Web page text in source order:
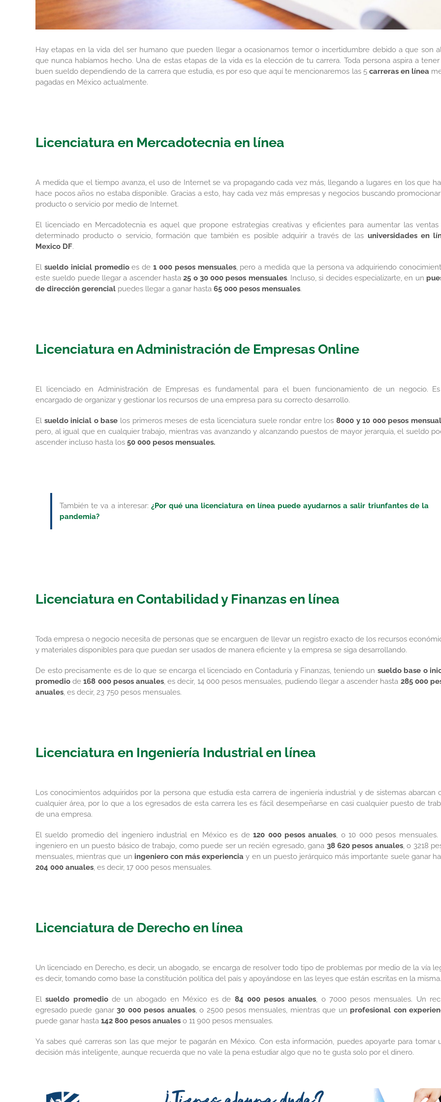
Hay etapas en la vida del ser humano que pueden llegar a ocasionarnos temor o incertidumbre debido a que son
que nunca habíamos hecho. Una de estas etapas de la vida es la elección de tu carrera. Toda persona aspira a
buen sueldo dependiendo de la carrera que estudia, es por eso que aquí te mencionaremos las 5 carreras en línea
pagadas en México actualmente.
Licenciatura en Mercadotecnia en línea
A medida que el tiempo avanza, el uso de Internet se va propagando cada vez más, llegando a lugares en los que
hace pocos años no estaba disponible. Gracias a esto, hay cada vez más empresas y negocios buscando
producto o servicio por medio de Internet.
El licenciado en Mercadotecnia es aquel que propone estrategias creativas y eficientes para aumentar las
determinado producto o servicio, formación que también es posible adquirir a través de las universidades en
Mexico DF.
El sueldo inicial promedioes de1 000 pesos mensuales, pero a medida que la persona va adquiriendo
este sueldo puede llegar a ascender hasta25 o 30 000 pesos mensuales. Incluso, si decides especializarte, en un
de dirección gerencial puedes llegar a ganar hasta 65 000 pesos mensuales.
Licenciatura en Administración de Empresas Online
El licenciado en Administración de Empresas es fundamental para el buen funcionamiento de un negocio.
encargado de organizar y gestionar los recursos de una empresa para su correcto desarrollo.
El sueldo inicial o base los primeros meses de esta licenciatura suele rondar entre los8000 y 10 000 pesos
pero, al igual que en cualquier trabajo, mientras vas avanzando y alcanzando puestos de mayor jerarquía, el sueldo
ascender incluso hasta los 50 000 pesos mensuales.
También te va a interesar: ¿Por qué una licenciatura en línea puede ayudarnos a salir triunfantes de la
pandemia?
Licenciatura en Contabilidad y Finanzas en línea
Toda empresa o negocio necesita de personas que se encarguen de llevar un registro exacto de los recursos
y materiales disponibles para que puedan ser usados de manera eficiente y la empresa se siga desarrollando.
De esto precisamente es de lo que se encarga el licenciado en Contaduría y Finanzas, teniendo un sueldo base o
promedio de168 000 pesos anuales, es decir, 14 000 pesos mensuales, pudiendo llegar a ascender hasta 285 000
anuales, es decir, 23 750 pesos mensuales.
Licenciatura en Ingeniería Industrial en línea
Los conocimientos adquiridos por la persona que estudia esta carrera de ingeniería industrial y de sistemas abarcan
cualquier área, por lo que a los egresados de esta carrera les es fácil desempeñarse en casi cualquier puesto de
de una empresa.
El sueldo promedio del ingeniero industrial en México es de120 000 pesos anuales, o 10 000 pesos mensuales.
ingeniero en un puesto básico de trabajo, como puede ser un recién egresado, gana 38 620 pesos anuales, o 3218
mensuales, mientras que un ingeniero con más experiencia y en un puesto jerárquico más importante suele ganar
204 000 anuales, es decir, 17 000 pesos mensuales.
Licenciatura de Derecho en línea
Un licenciado en Derecho, es decir, un abogado, se encarga de resolver todo tipo de problemas por medio de la vía
es decir, tomando como base la constitución política del país y apoyándose en las leyes que están escritas en la misma.
Elsueldo promediode un abogado en México es de 84 000 pesos anuales, o 7000 pesos mensuales. Un
egresado puede ganar30 000 pesos anuales, o 2500 pesos mensuales, mientras que un profesional con
puede ganar hasta 142 800 pesos anuales o 11 900 pesos mensuales.
Ya sabes qué carreras son las que mejor te pagarán en México. Con esta información, puedes apoyarte para tomar
decisión más inteligente, aunque recuerda que no vale la pena estudiar algo que no te gusta solo por el dinero.